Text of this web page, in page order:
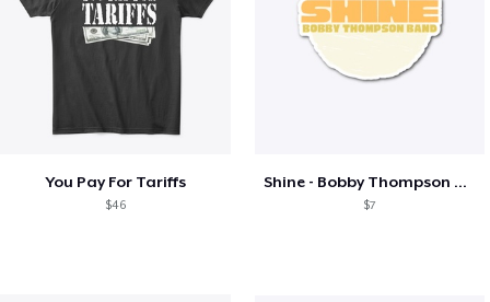
You Pay For Tariffs
$46
Shine - Bobby Thompson Band Merch
$7